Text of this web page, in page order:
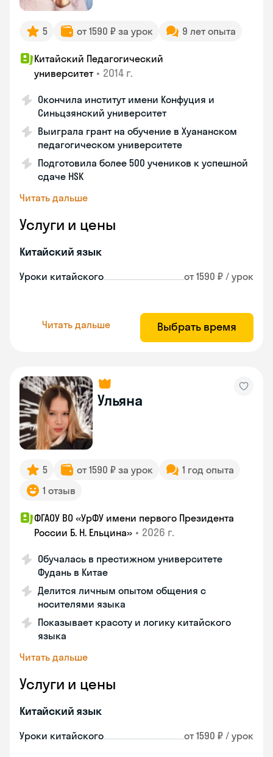
5 от 1590 ₽ за урок 9 лет опыта
Китайский Педагогический
университет • 2014 г.
Окончила институт имени Конфуция и
Синьцзянский университет
Выиграла грант на обучение в Хуананском
педагогическом университете
Подготовила более 500 учеников к успешной
сдаче HSK
Читать дальше
Услуги и цены
Китайский язык
Уроки китайского от 1590 ₽ / урок
Читать дальше Выбрать время
Ульяна
5 от 1590 ₽ за урок
1 год опыта
1 отзыв
ФГАОУ ВО «УрФУ имени первого Президента
России Б. Н. Ельцина» • 2026 г.
Обучалась в престижном университете
Фудань в Китае
Делится личным опытом общения с
носителями языка
Показывает красоту и логику китайского
языка
Читать дальше
Услуги и цены
Китайский язык
Уроки китайского от 1590 ₽ / урок